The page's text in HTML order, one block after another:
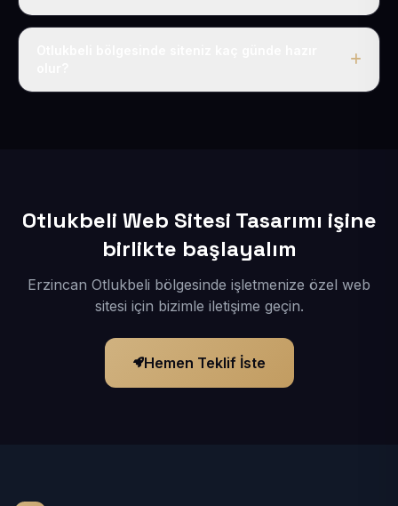
Tek fiyat uygulanır: yıllık 50 USD + KDV. Bu bedele alan
Otlukbeli Web Sitesi Tasarımı işine
birlikte başlayalım
Erzincan Otlukbeli bölgesinde işletmenize özel web
sitesi için bizimle iletişime geçin.
Hemen Teklif İste